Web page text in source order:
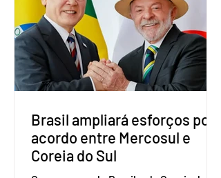
com a presença do presidente nacional
do partido, Eduardo Ribeiro, e do
senador Eduardo Girão, filiado ao Novo
desde fevereiro de 2023. Formado em
administração de empresas pela
Fundaç
Brasil ampliará esforços por
acordo entre Mercosul e
Coreia do Sul